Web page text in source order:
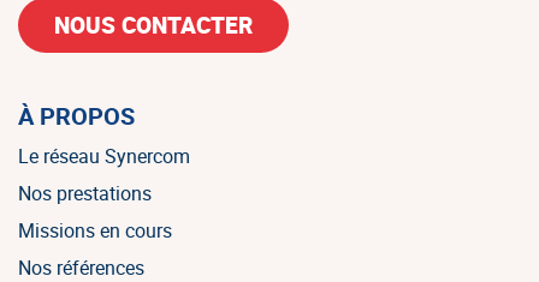
NOUS CONTACTER
À PROPOS
Le réseau Synercom
Nos prestations
Missions en cours
Nos références